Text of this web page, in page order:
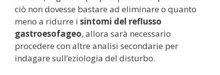
ciò non dovesse bastare ad eliminare o quanto
meno a ridurre i sintomi del reflusso
gastroesofageo, allora sarà necessario
procedere con altre analisi secondarie per
indagare sull’eziologia del disturbo.